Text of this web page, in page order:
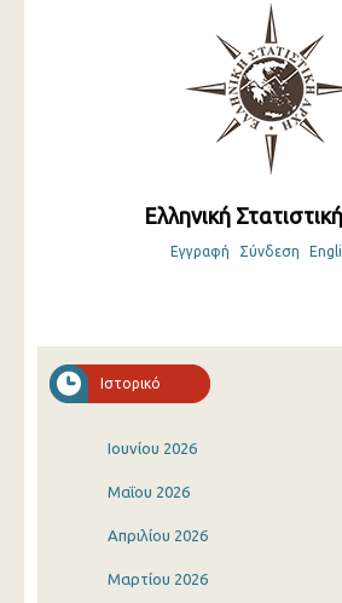
Ελληνική
Εγγραφή Σύνδεση
Ιστορικό
Ιουνίου 2026
Μαΐου 2026
Απριλίου 2026
Μαρτίου 2026